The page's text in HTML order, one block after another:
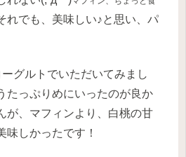
れでも、美味しい♪と思い、パ
グルトでいただいてみまし
たっぷりめにいったのが良か
が、マフィンより、白桃の甘
味しかったです！